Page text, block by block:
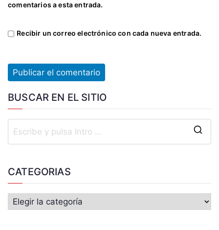
comentarios a esta entrada.
Recibir un correo electrónico con cada nueva entrada.
BUSCAR EN EL SITIO
CATEGORIAS